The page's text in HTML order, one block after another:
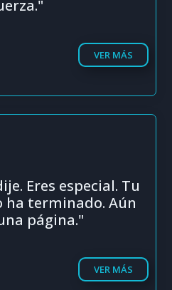
VER MÁS
Eres especial. Tu
terminado. Aún
página."
VER MÁS